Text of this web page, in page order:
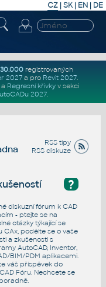
CZ | SK| EN | DE
registrovaných
2027a pro Revit 2027.
a Regresní křivkyv sekci
2027.
RSS tipy
RSS diskuze
?
diskuzní fórum k CAD
- ptejte se na
otázky týkající se
CAx, podělte se o vaše
a zkušenosti s
AutoCAD, Inventor,
BIM/PDM aplikacemi.
váš příspěvek do
CAD Fóru. Nechcete se
.